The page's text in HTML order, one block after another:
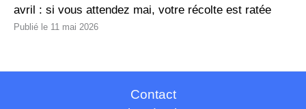
avril : si vous attendez mai, votre récolte est ratée
11 mai 2026
Contact